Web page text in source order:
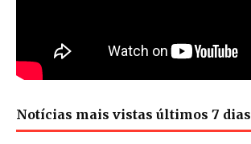
Notícias mais vistas últimos 7 dias